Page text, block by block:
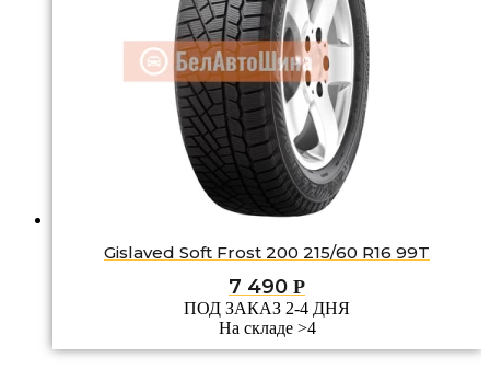
Gislaved Soft Frost 200 215/60 R16 99T
7 490 Р
ПОД ЗАКАЗ 2-4 ДНЯ
На складе >4